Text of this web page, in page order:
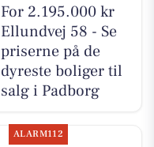
For 2.195.000 kr
Ellundvej 58 - Se
priserne på de
dyreste boliger til
salg i Padborg
ALARM112